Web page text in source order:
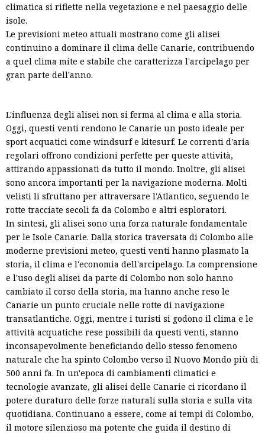
climatica si riflette nella vegetazione e nel paesaggio delle
isole.
Le previsioni meteo attuali mostrano come gli alisei
continuino a dominare il clima delle Canarie, contribuendo
a quel clima mite e stabile che caratterizza l'arcipelago per
gran parte dell'anno.
L'influenza degli alisei non si ferma al clima e alla storia.
Oggi, questi venti rendono le Canarie un posto ideale per
sport acquatici come windsurf e kitesurf. Le correnti d'aria
regolari offrono condizioni perfette per queste attività,
attirando appassionati da tutto il mondo. Inoltre, gli alisei
sono ancora importanti per la navigazione moderna. Molti
velisti li sfruttano per attraversare l'Atlantico, seguendo le
rotte tracciate secoli fa da Colombo e altri esploratori.
In sintesi, gli alisei sono una forza naturale fondamentale
per le Isole Canarie. Dalla storica traversata di Colombo alle
moderne previsioni meteo, questi venti hanno plasmato la
storia, il clima e l'economia dell'arcipelago. La comprensione
e l'uso degli alisei da parte di Colombo non solo hanno
cambiato il corso della storia, ma hanno anche reso le
Canarie un punto cruciale nelle rotte di navigazione
transatlantiche. Oggi, mentre i turisti si godono il clima e le
attività acquatiche rese possibili da questi venti, stanno
inconsapevolmente beneficiando dello stesso fenomeno
naturale che ha spinto Colombo verso il Nuovo Mondo più di
500 anni fa. In un'epoca di cambiamenti climatici e
tecnologie avanzate, gli alisei delle Canarie ci ricordano il
potere duraturo delle forze naturali sulla storia e sulla vita
quotidiana. Continuano a essere, come ai tempi di Colombo,
il motore silenzioso ma potente che guida il destino di